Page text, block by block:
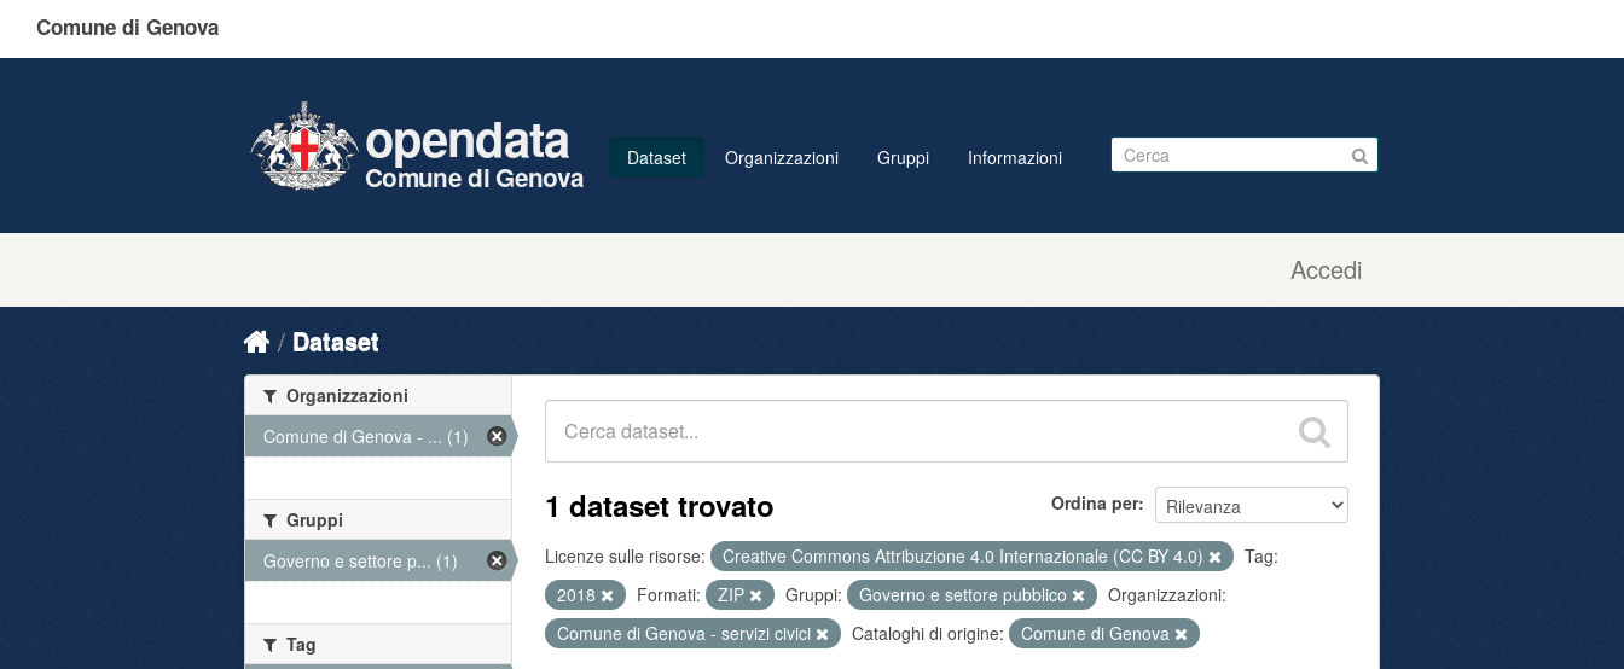
Comune di Genova
Accedi
opendata
Comune di Genova
Dataset Organizzazioni Gruppi Informazioni
Dataset
Ordina per
1 dataset trovato
Licenze sulle risorse: Creative Commons Attribuzione 4.0 Internazionale (CC BY 4.0)
Tag:
2018
Formati: ZIP Gruppi: Governo e settore pubblico
Organizzazioni:
Comune di Genova - servizi civici
Cataloghi di origine: Comune di Genova
Organizzazioni
Comune di Genova - ... (1)
Gruppi
Governo e settore p... (1)
Tag